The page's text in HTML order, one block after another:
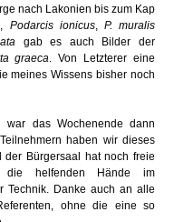
nach Lakonien bis zum Kap
, Podarcis ionicus, P. muralis
gab es auch Bilder der
graeca. Von Letzterer eine
meines Wissens bisher noch
war das Wochenende dann
haben wir dieses
Bürgersaal hat noch freie
helfenden Hände im
Technik. Danke auch an alle
ohne die eine so